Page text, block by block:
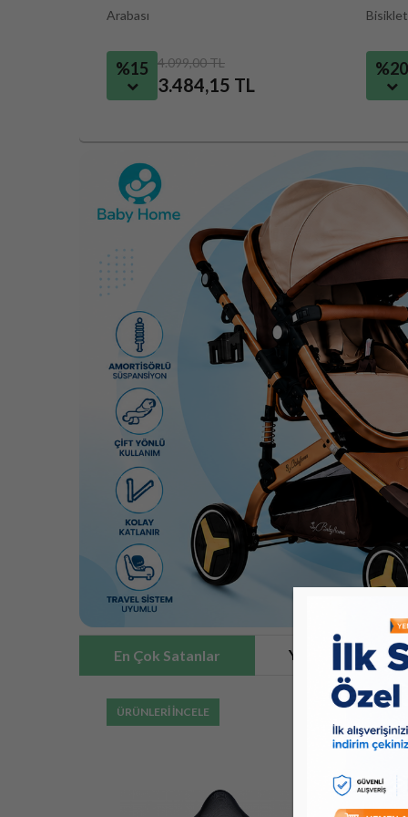
Bisikleti
%20 6.899,00 TL
5.519,20 TL
Arabası
%15
En Çok Satanlar Yeni Ürünler
ÜRÜNLERİ İNCELE